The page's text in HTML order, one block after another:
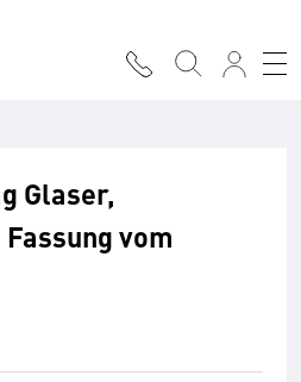
Glaser,
vom